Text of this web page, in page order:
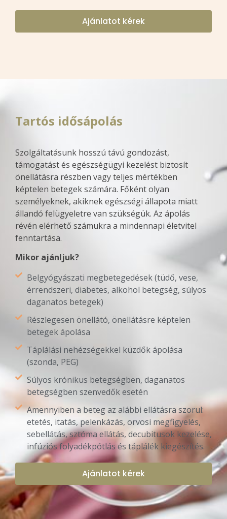
Ajánlatot kérek
Tartós idősápolás
Szolgáltatásunk hosszú távú gondozást,
támogatást és egészségügyi kezelést biztosít
önellátásra részben vagy teljes mértékben
képtelen betegek számára. Főként olyan
személyeknek, akiknek egészségi állapota miatt
állandó felügyeletre van szükségük. Az ápolás
révén elérhető számukra a mindennapi életvitel
fenntartása.
Mikor ajánljuk?
Belgyógyászati megbetegedések (tüdő, vese,
érrendszeri, diabetes, alkohol betegség, súlyos
daganatos betegek)
Részlegesen önellátó, önellátásre képtelen
betegek ápolása
Táplálási nehézségekkel küzdők ápolása
(szonda, PEG)
Súlyos krónikus betegségben, daganatos
betegségben szenvedők esetén
Amennyiben a beteg az alábbi ellátásra szorul:
etetés, itatás, pelenkázás, orvosi megfigyelés,
sebellátás, sztóma ellátás, decubitusok kezelése,
infúziós folyadékpótlás és táplálék kiegészítés.
Ajánlatot kérek